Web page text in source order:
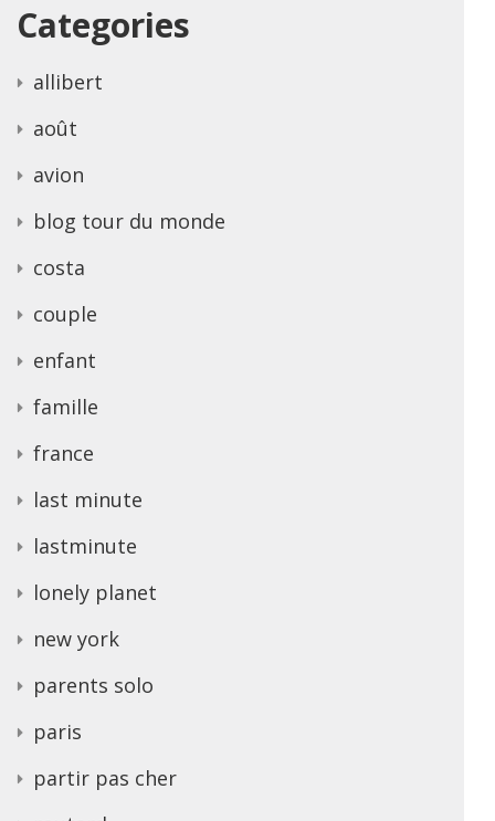
Categories
allibert
août
avion
blog tour du monde
costa
couple
enfant
famille
france
last minute
lastminute
lonely planet
new york
parents solo
paris
partir pas cher